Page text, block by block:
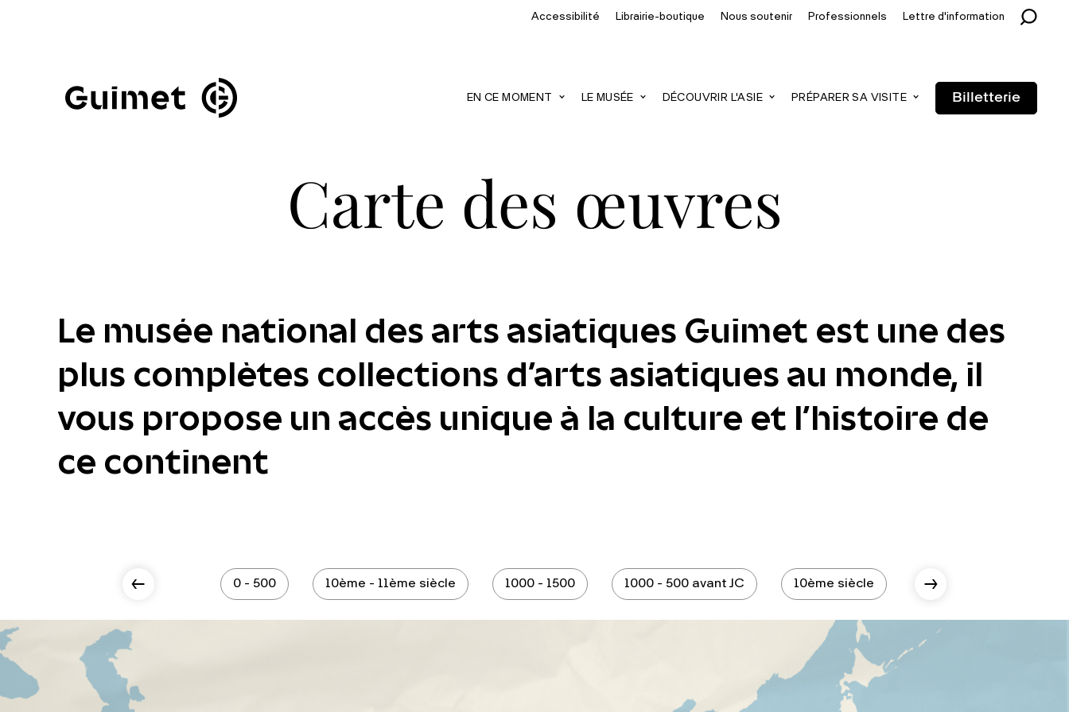
EN CE MOMENT LE MUSÉE DÉCOUVRIR L'ASIE PRÉPARER SA VISITE Billetterie
Accessibilité Librairie-boutique Nous soutenir Professionnels Lettre d'information
Carte des œuvres
Le musée national des arts asiatiques Guimet est une des
plus complètes collections d'arts asiatiques au monde, il
vous propose un accès unique à la culture et l’histoire de
ce continent
0 - 500 10ème - 11ème siècle 1000 - 1500 1000 - 500 avant JC 10ème siècle 10ème siècle - époque